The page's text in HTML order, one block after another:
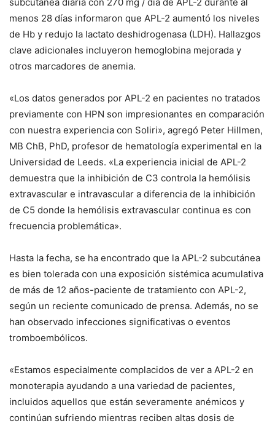
menos 28 días informaron que APL-2 aumentó los niveles
de Hb y redujo la lactato deshidrogenasa (LDH). Hallazgos
clave adicionales incluyeron hemoglobina mejorada y
otros marcadores de anemia.
«Los datos generados por APL-2 en pacientes no tratados
previamente con HPN son impresionantes en comparación
con nuestra experiencia con Soliri», agregó Peter Hillmen,
MB ChB, PhD, profesor de hematología experimental en la
Universidad de Leeds. «La experiencia inicial de APL-2
demuestra que la inhibición de C3 controla la hemólisis
extravascular e intravascular a diferencia de la inhibición
de C5 donde la hemólisis extravascular continua es con
frecuencia problemática».
Hasta la fecha, se ha encontrado que la APL-2 subcutánea
es bien tolerada con una exposición sistémica acumulativa
de más de 12 años-paciente de tratamiento con APL-2,
según un reciente comunicado de prensa. Además, no se
han observado infecciones significativas o eventos
tromboembólicos.
«Estamos especialmente complacidos de ver a APL-2 en
monoterapia ayudando a una variedad de pacientes,
incluidos aquellos que están severamente anémicos y
continúan sufriendo mientras reciben altas dosis de